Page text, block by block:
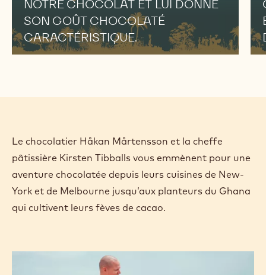
NOTRE CHOCOLAT ET LUI DONNE
SON GOÛT CHOCOLATÉ
CARACTÉRISTIQUE.
Le chocolatier Håkan Mårtensson et la cheffe
pâtissière Kirsten Tibballs vous emmènent pour une
aventure chocolatée depuis leurs cuisines de New-
York et de Melbourne jusqu’aux planteurs du Ghana
qui cultivent leurs fèves de cacao.